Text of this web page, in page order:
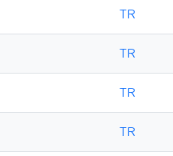
TR
TR
TR
TR